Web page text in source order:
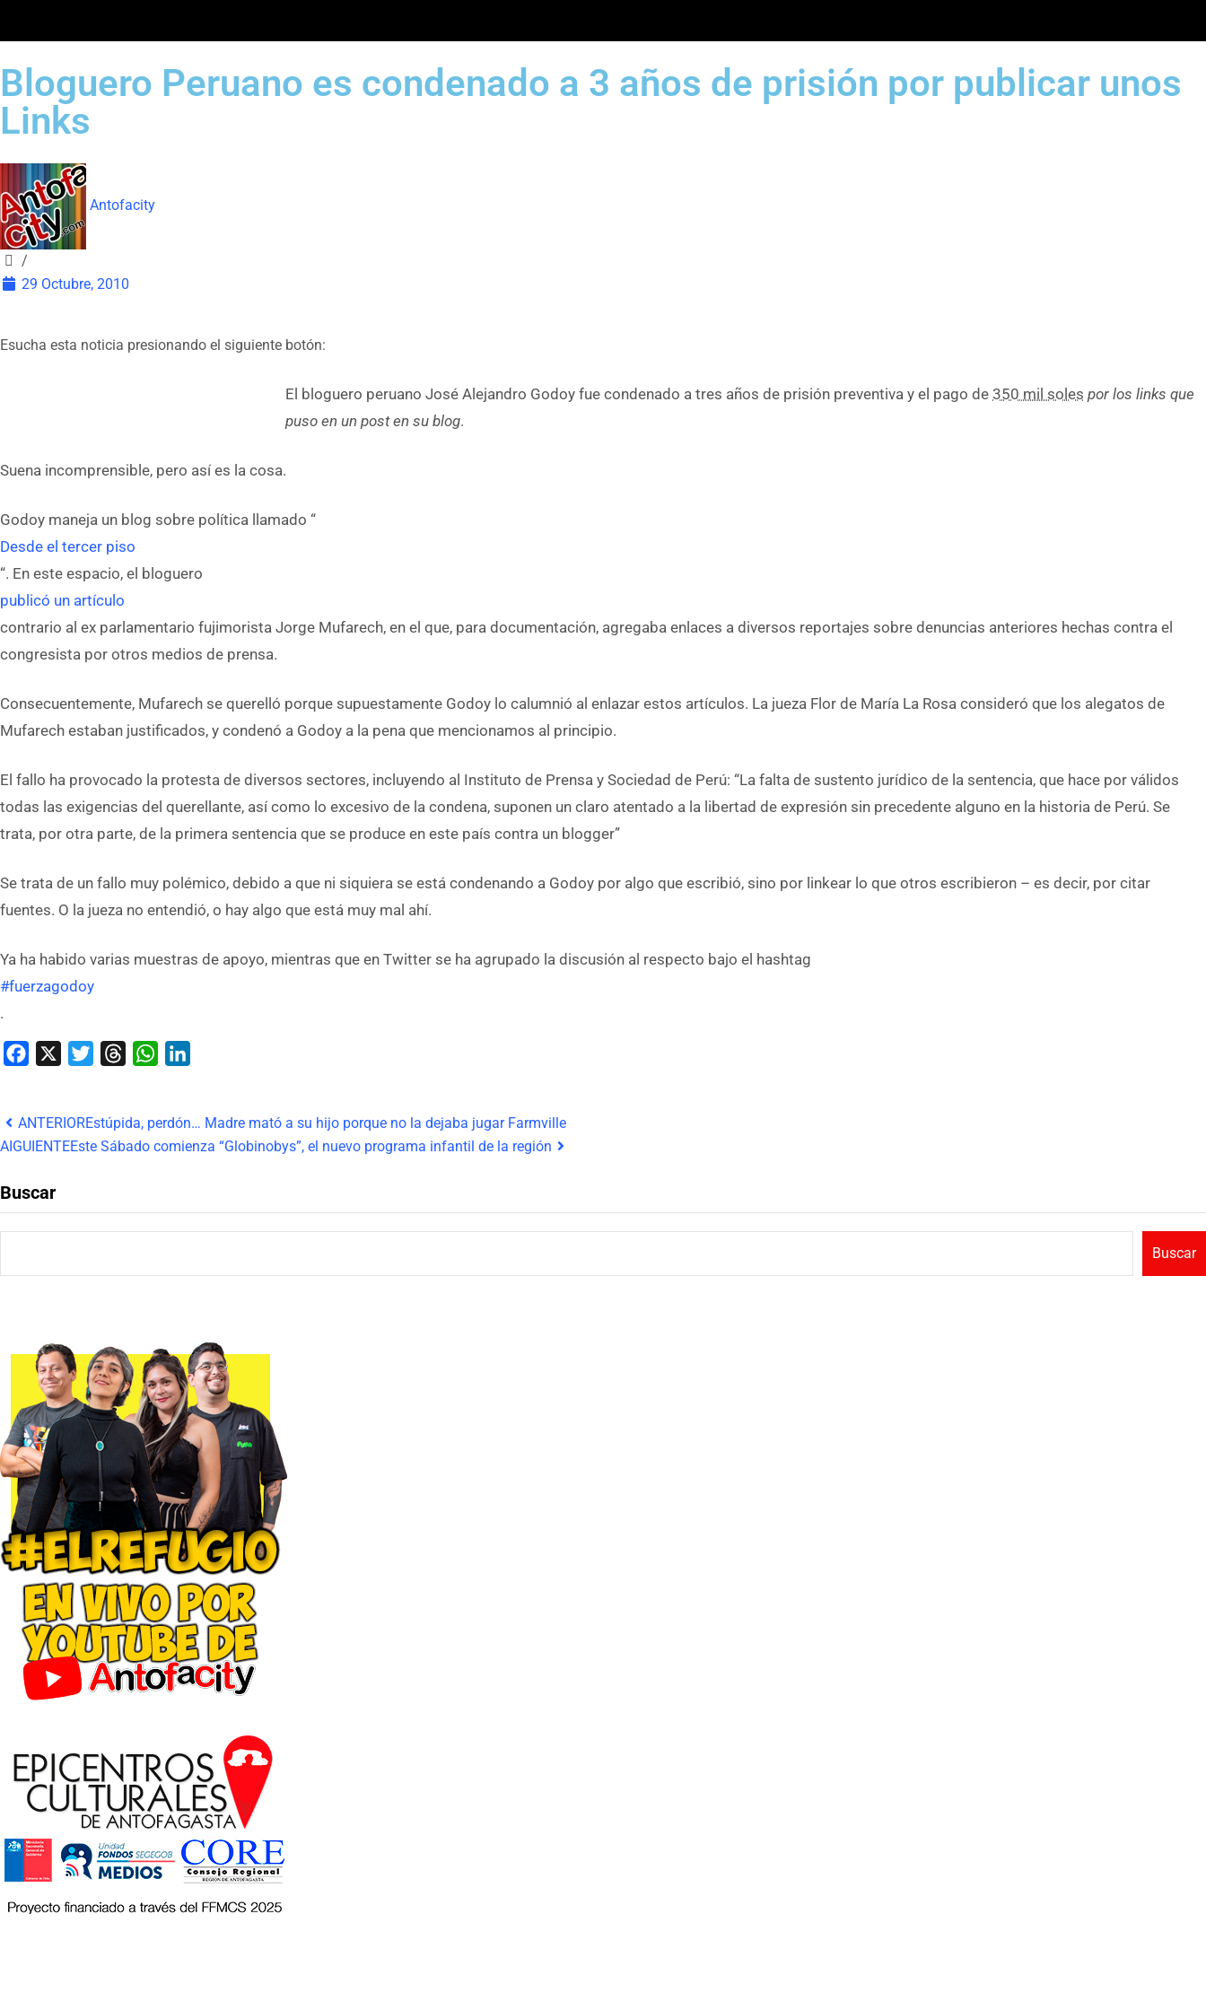
Bloguero Peruano es condenado a 3 años de prisión por publicar unos
Links
Antofacity
/
29 Octubre, 2010
Esucha esta noticia presionando el siguiente botón:
El bloguero peruano José Alejandro Godoy fue condenado a tres años de prisión preventiva y el pago de 350 mil soles por los links que
puso en un post en su blog.
Suena incomprensible, pero así es la cosa.
Godoy maneja un blog sobre política llamado “
Desde el tercer piso
“. En este espacio, el bloguero
publicó un artículo
contrario al ex parlamentario fujimorista Jorge Mufarech, en el que, para documentación, agregaba enlaces a diversos reportajes sobre denuncias anteriores hechas contra el
congresista por otros medios de prensa.
Consecuentemente, Mufarech se querelló porque supuestamente Godoy lo calumnió al enlazar estos artículos. La jueza Flor de María La Rosa consideró que los alegatos de
Mufarech estaban justificados, y condenó a Godoy a la pena que mencionamos al principio.
El fallo ha provocado la protesta de diversos sectores, incluyendo al Instituto de Prensa y Sociedad de Perú: “La falta de sustento jurídico de la sentencia, que hace por válidos
todas las exigencias del querellante, así como lo excesivo de la condena, suponen un claro atentado a la libertad de expresión sin precedente alguno en la historia de Perú. Se
trata, por otra parte, de la primera sentencia que se produce en este país contra un blogger”
Se trata de un fallo muy polémico, debido a que ni siquiera se está condenando a Godoy por algo que escribió, sino por linkear lo que otros escribieron – es decir, por citar
fuentes. O la jueza no entendió, o hay algo que está muy mal ahí.
Ya ha habido varias muestras de apoyo, mientras que en Twitter se ha agrupado la discusión al respecto bajo el hashtag
#fuerzagodoy
.
Facebook TwitterThreadsWhatsApp
ANTERIOREstúpida, perdón… Madre mató a su hijo porque no la dejaba jugar Farmville
AIGUIENTEEste Sábado comienza “Globinobys”, el nuevo programa infantil de la región
Buscar
Buscar